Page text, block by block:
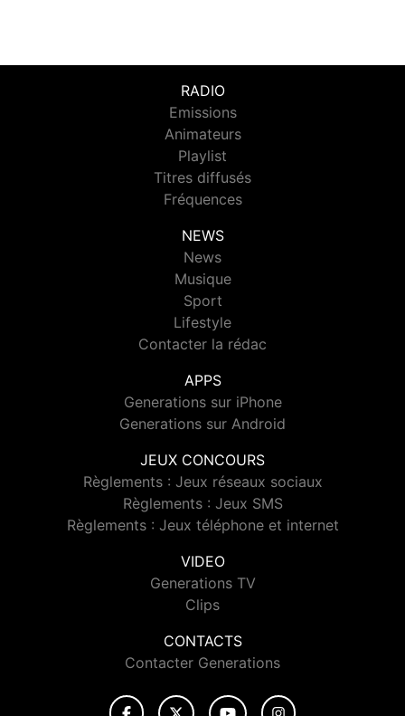
RADIO
Emissions
Animateurs
Playlist
Titres diffusés
Fréquences
NEWS
News
Musique
Sport
Lifestyle
Contacter la rédac
APPS
Generations sur iPhone
Generations sur Android
JEUX CONCOURS
Règlements : Jeux réseaux sociaux
Règlements : Jeux SMS
Règlements : Jeux téléphone et internet
VIDEO
Generations TV
Clips
CONTACTS
Contacter Generations